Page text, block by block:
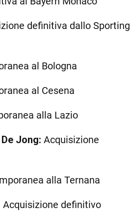
definitiva dallo Sporting
al Bologna
al Cesena
alla Lazio
Jong: Acquisizione
alla Ternana
Acquisizione definitivo